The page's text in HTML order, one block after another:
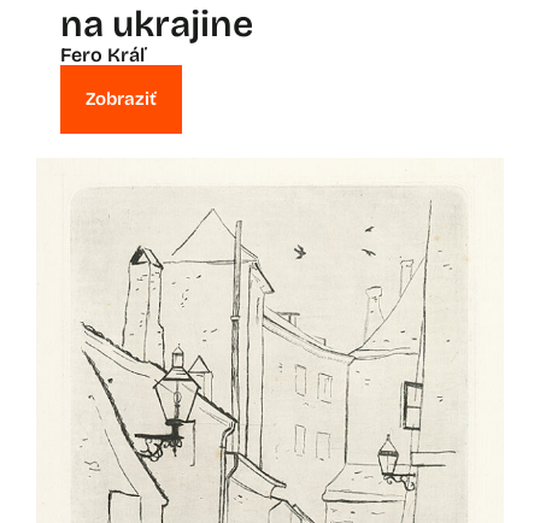
na ukrajine
Fero Kráľ
Zobraziť